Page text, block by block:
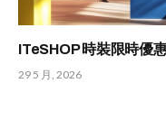
ITeSHOP 時裝限時優
29 5 月, 2026